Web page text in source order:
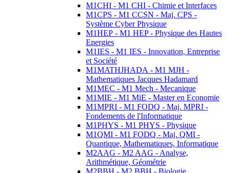
M1CHI - M1 CHI - Chimie et Interfaces
M1CPS - M1 CCSN - Maj. CPS -
Système Cyber Physique
M1HEP - M1 HEP - Physique des Hautes
Energies
M1IES - M1 IES - Innovation, Entreprise
et Société
M1MATHJHADA - M1 MJH -
Mathematiques Jacques Hadamard
M1MEC - M1 Mech - Mecanique
M1MIE - M1 MiE - Master en Economie
M1MPRI - M1 FODQ - Maj. MPRI -
Fondements de l'Informatique
M1PHYS - M1 PHYS - Physique
M1QMI - M1 FODQ - Maj. QMI -
Quantique, Mathematiques, Informatique
M2AAG - M2 AAG - Analyse,
Arithmétique, Géométrie
M2BBH - M2 BBH - Biologie,